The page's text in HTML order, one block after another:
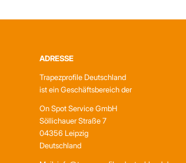
ADRESSE
Trapezprofile Deutschland
ist ein Geschäftsbereich der
On Spot Service GmbH
Söllichauer Straße 7
04356 Leipzig
Deutschland